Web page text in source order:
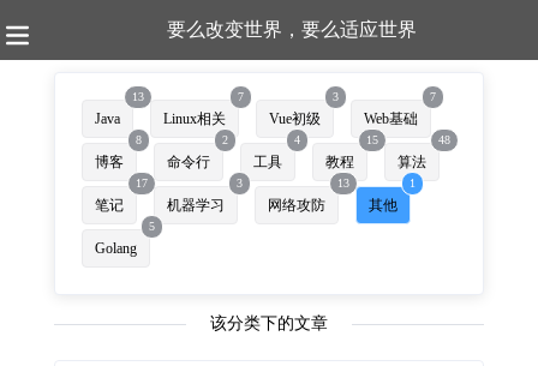
要么改变世界，要么适应世界
Java
13
Linux相关
7
Vue初级
3
Web基础
7
博客
8
命令行
2
工具
4
教程
15
算法
48
笔记
17
机器学习
3
网络攻防
13
其他
1
Golang
5
该分类下的文章